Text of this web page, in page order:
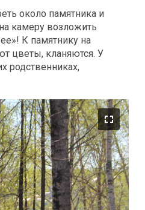
около памятника и
камеру возложить
К памятнику на
цветы, кланяются. У
родственниках,